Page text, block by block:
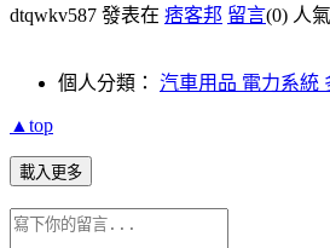
dtqwkv587 發表在 痞客邦 留言(0) 人
個人分類： 汽車用品 電力系統
▲top
載入更多